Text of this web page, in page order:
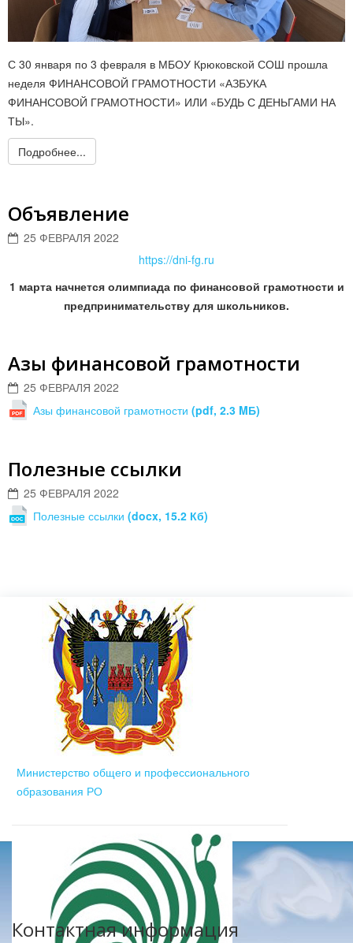
С 30 января по 3 февраля в МБОУ Крюковской СОШ прошла
неделя ФИНАНСОВОЙ ГРАМОТНОСТИ «АЗБУКА
ФИНАНСОВОЙ ГРАМОТНОСТИ» ИЛИ «БУДЬ С ДЕНЬГАМИ НА
ТЫ».
Подробнее...
Объявление
25 ФЕВРАЛЯ 2022
https://dni-fg.ru
1 марта начнется олимпиада по финансовой грамотности и
предпринимательству для школьников.
Азы финансовой грамотности
25 ФЕВРАЛЯ 2022
Азы финансовой грамотности (pdf, 2.3 MБ)
Полезные ссылки
25 ФЕВРАЛЯ 2022
Полезные ссылки (docx, 15.2 Кб)
Министерство общего и профессионального
образования РО
Контактная информация